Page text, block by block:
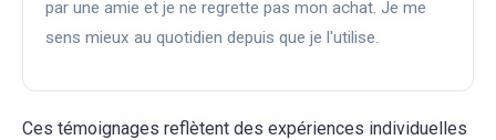
par une amie et je ne regrette pas mon achat. Je me
sens mieux au quotidien depuis que je l'utilise.
Ces témoignages reflètent des expériences individuelles